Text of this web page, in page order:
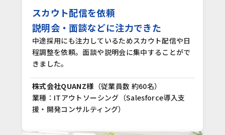
スカウト配信を依頼
説明会・面談などに注力できた
中途採用にも注力しているためスカウト配信や日
程調整を依頼。面談や説明会に集中することがで
きました｡
株式会社QUANZ様 （従業員数 約60名）
業種：ITアウトソーシング（Salesforce導入支
援・開発コンサルティング）